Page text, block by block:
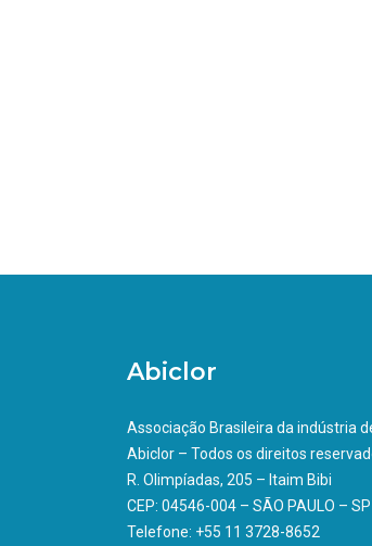
Abiclor
Associação Brasileira da indústria
Abiclor – Todos os direitos
R. Olimpíadas, 205 – Itaim Bibi
CEP: 04546-004 – SÃO PAULO – SP
Telefone: +55 11 3728-8652